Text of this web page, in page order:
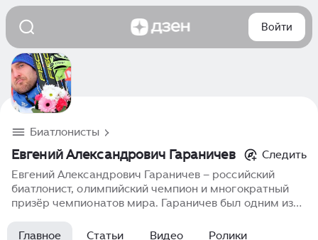
Войти
Биатлонисты
Евгений Александрович Гараничев
Следить
Евгений Александрович Гараничев – российский
биатлонист, олимпийский чемпион и многократный
призёр чемпионатов мира. Гараничев был одним из
карьеру было много побед и медалей на Кубке мира
Главное Статьи Видео Ролики